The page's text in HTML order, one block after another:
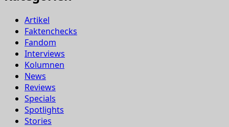
Artikel
Faktenchecks
Fandom
Interviews
Kolumnen
News
Reviews
Specials
Spotlights
Stories